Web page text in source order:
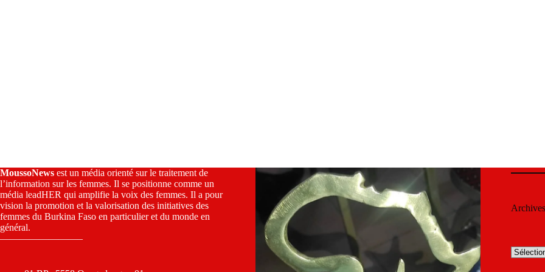
MoussoNews est un média orienté sur le traitement de
l’information sur les femmes. Il se positionne comme un
média leadHER qui amplifie la voix des femmes. Il a pour
vision la promotion et la valorisation des initiatives des
femmes du Burkina Faso en particulier et du monde en
général.
————————–
Archives
Archives